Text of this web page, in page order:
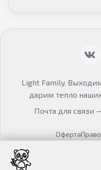
Light Family.
дарим тепло
Почта для связи
Оферта